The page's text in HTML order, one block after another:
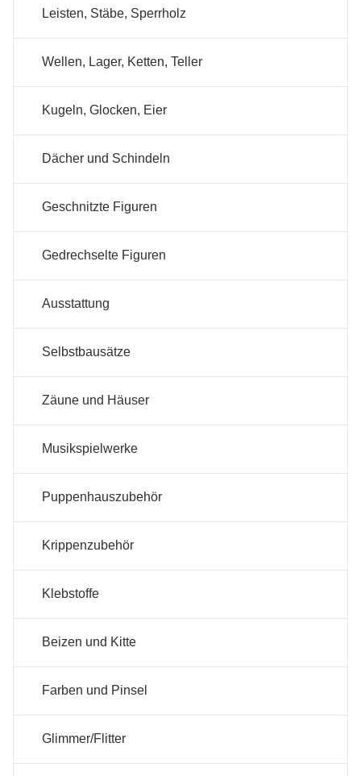
Leisten, Stäbe, Sperrholz
Wellen, Lager, Ketten, Teller
Kugeln, Glocken, Eier
Dächer und Schindeln
Geschnitzte Figuren
Gedrechselte Figuren
Ausstattung
Selbstbausätze
Zäune und Häuser
Musikspielwerke
Puppenhauszubehör
Krippenzubehör
Klebstoffe
Beizen und Kitte
Farben und Pinsel
Glimmer/Flitter